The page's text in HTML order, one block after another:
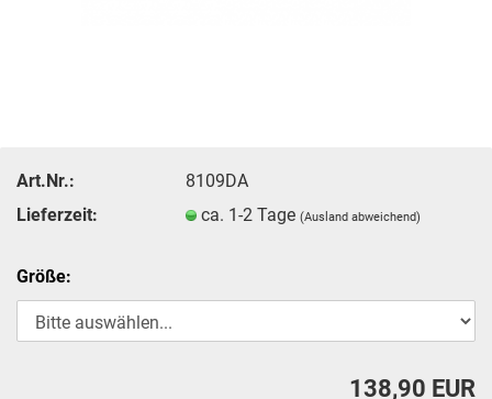
Art.Nr.:
8109DA
Lieferzeit:
ca. 1-2 Tage(Ausland abweichend)
Größe:
138,90 EUR